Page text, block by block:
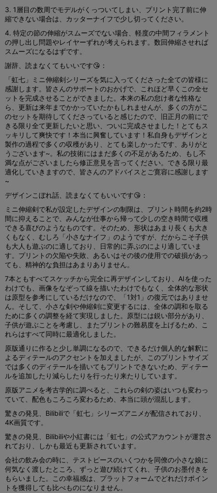
3. 1層目の数周でモデルがくっついてしまい、プリント完了前に伸
縮できない場合は、カッターナイフで少し切ってください。
4. 特定の節の伸縮がスムーズでない場合、軽度の中間フィラメント
の押し出し問題やレイヤーずれが考えられます。数回伸縮させれば
スムーズになるはずです。
謝辞、読まなくてもいいです😘：
「虹七」ミニ伸縮剣シリーズを気に入ってくださった全ての皆様に
感謝します。皆さんのサポートのおかげで、これほど早くこの全セ
ットを完成させることができました。本来の私の怠け者な性格な
ら、更新は来年までかかっていたかもしれませんが、多くの方がこ
のセットを期待してくださっていると感じたので、旧正月の前にで
きる限り全て更新したいと思い、ついに完成させました！とてもス
ッキリして爽快です！本当に興奮しています！私自身もデザインと
製作の過程で多くの収穫があり、とても楽しかったです、ありがと
うございます~。私の技術にはまだ多くの不足があるため、もし不
満な点がございましたら修正意見を言ってください。できる限り最
適化していきますので、皆さんのアドバイスとご寛容に感謝します
~
デザインこぼれ話、読まなくてもいいです😘：
ミニ伸縮剣で私が設定したデザインの制限は、プリント時間を約2時
間に抑えることで、みんなが仕事から帰って少しの空き時間で収穫
できる喜びのようなものです。そのため、形状はあまり長くも大き
くもなく、むしろ「小さなナイフ」のようですが、だからこそ子供
も大人も遊ぶのに適しており、日常的に弄ぶのにより適していま
す。プリントの欠陥や失敗、あるいはその後の使用での破損があっ
ても、精神的な負担はあまりありません。
7本ともすべてスケッチから完全に再デザインしており、AIを使った
わけでも、画像をなぞって線を描いたわけでもなく、全体的な形状
は原型を参考にしているだけなので、「1対1」の復元ではありませ
ん。そして、小さな剣や伸縮剣に変更するには、全体の調和を取る
ために多くの調整を経て実現しました。原型には鋭い部分があり、
子供が遊ぶことを考慮し、またプリントの難易度を上げるため、こ
れらはすべて同時に最適化しました。
原版通りに作ると少し単調になるので、できるだけ個人的な解釈に
よるディテールのアクセントを加えましたが、このプリントサイズ
では多くのディテールを描いてもプリントできないため、ディテー
ルを追加したり減らしたりを行ったり来たりしています。
原版アニメを考古学的に調べると、これらの剣の姿はいつも変わっ
ていて、配色もころころ変わるため、本当に頭が混乱します。
驚きの発見、Bilibiliで「虹七」シリーズアニメが配信されており、
4K画質です。
驚きの発見、Bilibiliや小紅書には「虹七」の公式アカウントが運営さ
れており、しかも最近も更新されています。
会社の飲み会の時に、テストピースのいくつかを同僚の小さな娘に
何気なく渡したところ、ずっと遊び続けてくれ、子供のお墨付きを
もらいました。この幸福感は、プラットフォームでどれだけポイン
トを獲得しても比べものになりません。